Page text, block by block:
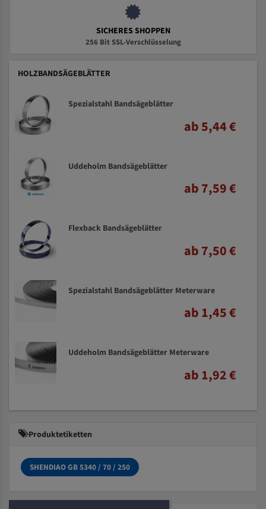
SICHERES SHOPPEN
256 Bit SSL-Verschlüsselung
HOLZBANDSÄGEBLÄTTER
Spezialstahl Bandsägeblätter
ab 5,44 €
Uddeholm Bandsägeblätter
ab 7,59 €
Flexback Bandsägeblätter
ab 7,50 €
Spezialstahl Bandsägeblätter Meterware
ab 1,45 €
Uddeholm Bandsägeblätter Meterware
ab 1,92 €
Produktetiketten
SHENDIAO GB 5340 / 70 / 250